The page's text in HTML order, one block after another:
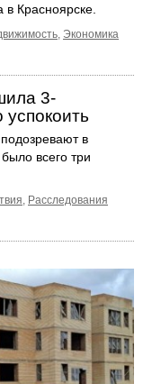
Красноярске.
Экономика
3-
в
всего три
, Расследования